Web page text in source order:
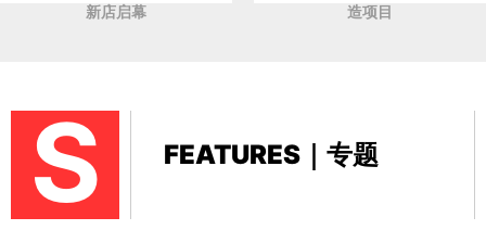
新店启幕
造项目
S FEATURES｜专题